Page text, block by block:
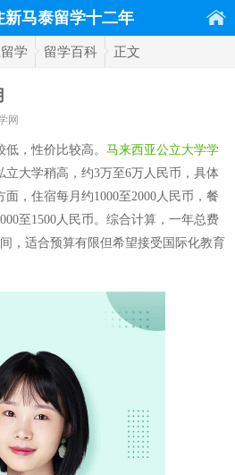
新马泰留学十二年
学 留学百科 正文
网
，性价比较高。 马来西亚公立大学学
立大学稍高，约3万至6万人民币，具体
，住宿每月约1000至2000人民币，餐
至1500人民币。综合计算，一年总费
，适合预算有限但希望接受国际化教育